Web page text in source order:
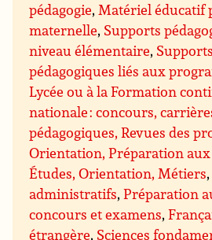
pédagogie, Matériel éducatif
maternelle, Supports
niveau élémentaire,
pédagogiques liés aux
Lycée ou à la Formation
nationale : concours,
pédagogiques, Revues des
Orientation, Préparation
Études, Orientation, Métiers
administratifs,Préparation
concours et examens,
étrangère, Sciences